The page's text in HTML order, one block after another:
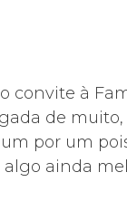
convite à
de
por um
ainda